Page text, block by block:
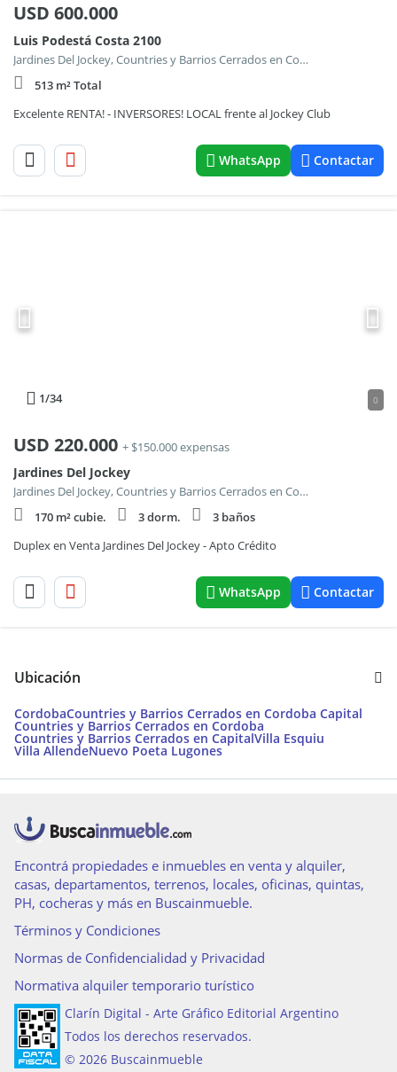
USD 600.000
Luis Podestá Costa 2100
Jardines Del Jockey, Countries y Barrios Cerrados en Cordoba Capital
513 m² Total
Excelente RENTA! - INVERSORES! LOCAL frente al Jockey Club
WhatsApp Contactar
1/34 0
USD 220.000 + $150.000 expensas
Jardines Del Jockey
Jardines Del Jockey, Countries y Barrios Cerrados en Cordoba Capital
170 m² cubie.
3 dorm.
3 baños
Duplex en Venta Jardines Del Jockey - Apto Crédito
WhatsApp Contactar
Ubicación
CordobaCountries y Barrios Cerrados en Cordoba Capital
Countries y Barrios Cerrados en Cordoba
Countries y Barrios Cerrados en CapitalVilla Esquiu
Villa AllendeNuevo Poeta Lugones
Encontrá propiedades e inmuebles en venta y alquiler,
casas, departamentos, terrenos, locales, oficinas, quintas,
PH, cocheras y más en Buscainmueble.
Términos y Condiciones
Normas de Confidencialidad y Privacidad
Normativa alquiler temporario turístico
Clarín Digital - Arte Gráfico Editorial Argentino
Todos los derechos reservados.
© 2026 Buscainmueble